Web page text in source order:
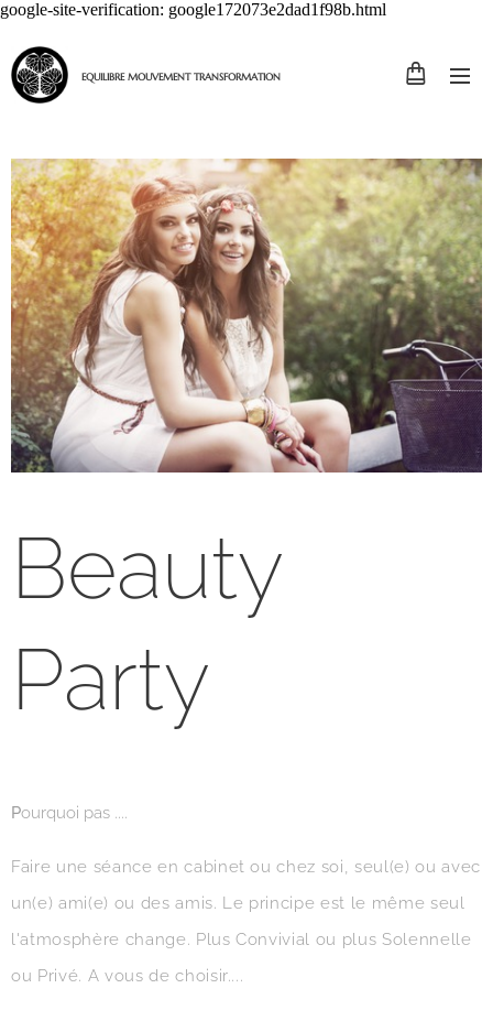
google-site-verification: google172073e2dad1f98b.html
EQUILIBRE MOUVEMENT TRANSFORMATION
Beauty
Party
Pourquoi pas ....
Faire une séance en cabinet ou chez soi, seul(e) ou avec
un(e) ami(e) ou des amis. Le principe est le même seul
l'atmosphère change. Plus Convivial ou plus Solennelle
ou Privé. A vous de choisir....